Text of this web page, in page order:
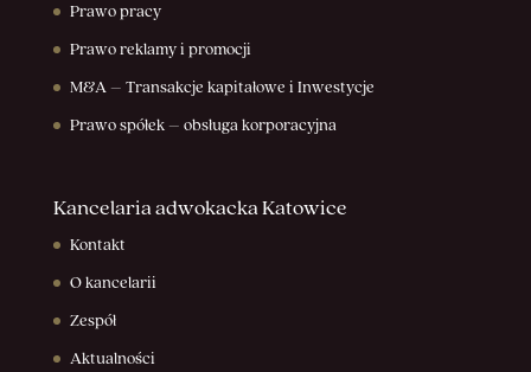
Prawo pracy
Prawo reklamy i promocji
M&A – Transakcje kapitałowe i Inwestycje
Prawo spółek – obsługa korporacyjna
Kancelaria adwokacka Katowice
Kontakt
O kancelarii
Zespół
Aktualności